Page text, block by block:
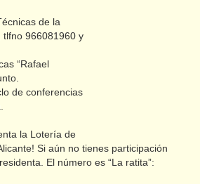
de la
tlfno 966081960 y
“Rafael
de conferencias
la Lotería de
Si aún no tienes participación
El número es “La ratita”: